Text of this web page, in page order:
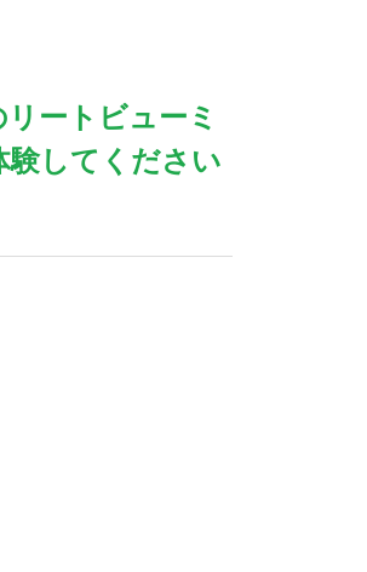
ートビューミ
験してください